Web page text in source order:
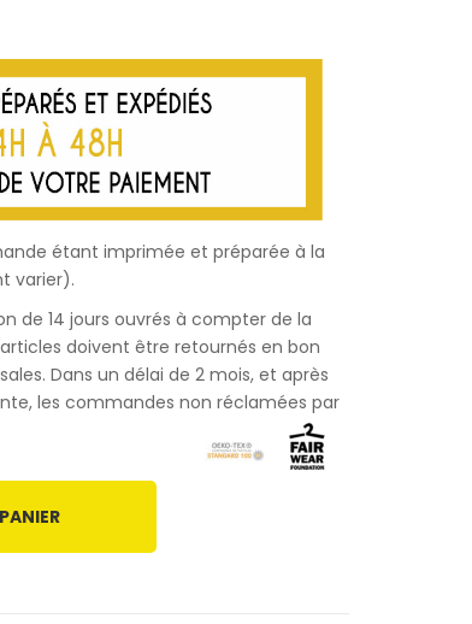
étant imprimée et préparée à la
varier).
de 14 jours ouvrés à compter de la
doivent être retournés en bon
Dans un délai de 2 mois, et après
les commandes non réclamées par